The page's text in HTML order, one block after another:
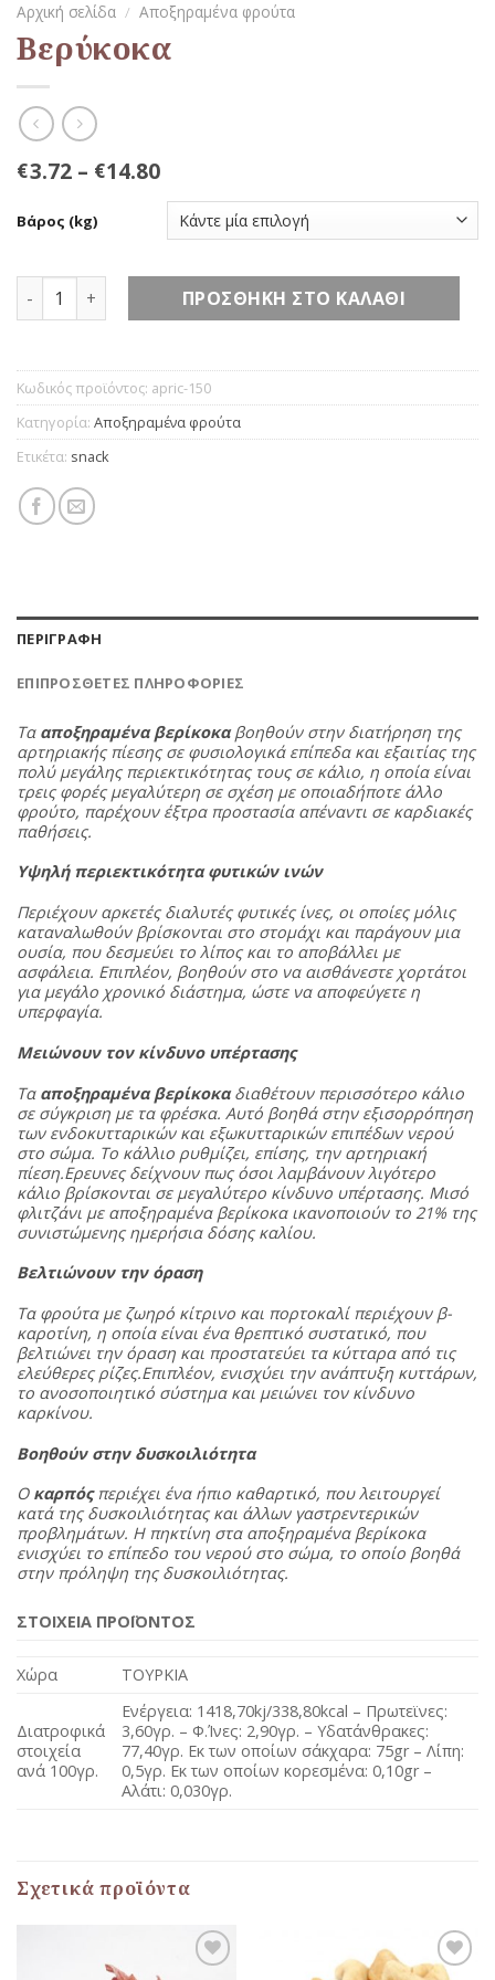
Αρχική σελίδα / Αποξηραμένα φρούτα
Βερύκοκα
€3.72– €14.80
Βάρος (kg)
Βερύκοκα ποσότηταΠΡΟΣΘΉΚΗ ΣΤΟ ΚΑΛΆΘΙ
Κωδικός προϊόντος: apric-150
Κατηγορία: Αποξηραμένα φρούτα
Ετικέτα: snack
ΠΕΡΙΓΡΑΦΉ
ΕΠΙΠΡΌΣΘΕΤΕΣ ΠΛΗΡΟΦΟΡΊΕΣ
Τα αποξηραμένα βερίκοκαβοηθούν στην διατήρηση της
αρτηριακής πίεσης σε φυσιολογικά επίπεδα και εξαιτίας της
πολύ μεγάλης περιεκτικότητας τους σε κάλιο, η οποία είναι
τρεις φορές μεγαλύτερη σε σχέση με οποιαδήποτε άλλο
φρούτο, παρέχουν έξτρα προστασία απέναντι σε καρδιακές
παθήσεις.
Υψηλή περιεκτικότητα φυτικών ινών
Περιέχουν αρκετές διαλυτές φυτικές ίνες, οι οποίες μόλις
καταναλωθούν βρίσκονται στο στομάχι και παράγουν μια
ουσία, που δεσμεύει το λίπος και το αποβάλλει με
ασφάλεια. Επιπλέον, βοηθούν στο να αισθάνεστε χορτάτοι
για μεγάλο χρονικό διάστημα, ώστε να αποφεύγετε η
υπερφαγία.
Μειώνουν τον κίνδυνο υπέρτασης
Τααποξηραμένα βερίκοκαδιαθέτουν περισσότερο κάλιο
σε σύγκριση με τα φρέσκα. Αυτό βοηθά στην εξισορρόπηση
των ενδοκυτταρικών και εξωκυτταρικών επιπέδων νερού
στο σώμα. Το κάλλιο ρυθμίζει, επίσης, την αρτηριακή
πίεση.Ερευνες δείχνουν πως όσοι λαμβάνουν λιγότερο
κάλιο βρίσκονται σε μεγαλύτερο κίνδυνο υπέρτασης. Μισό
φλιτζάνι με αποξηραμένα βερίκοκα ικανοποιούν το 21% της
συνιστώμενης ημερήσια δόσης καλίου.
Βελτιώνουν την όραση
Τα φρούτα με ζωηρό κίτρινο και πορτοκαλί περιέχουν β-
καροτίνη, η οποία είναι ένα θρεπτικό συστατικό, που
βελτιώνει την όραση και προστατεύει τα κύτταρα από τις
ελεύθερες ρίζες.Επιπλέον, ενισχύει την ανάπτυξη κυττάρων,
το ανοσοποιητικό σύστημα και μειώνει τον κίνδυνο
καρκίνου.
Βοηθούν στην δυσκοιλιότητα
Οκαρπόςπεριέχει ένα ήπιο καθαρτικό, που λειτουργεί
κατά της δυσκοιλιότητας και άλλων γαστρεντερικών
προβλημάτων. Η πηκτίνη στα αποξηραμένα βερίκοκα
ενισχύει το επίπεδο του νερού στο σώμα, το οποίο βοηθά
στην πρόληψη της δυσκοιλιότητας.
ΣΤΟΙΧΕΙΑ ΠΡΟΪΟΝΤΟΣ
Χώρα ΤΟΥΡΚΙΑ
Διατροφικά
στοιχεία
ανά 100γρ.
Ενέργεια: 1418,70kj/338,80kcal – Πρωτεϊνες:
3,60γρ. – Φ.Ίνες: 2,90γρ. – Υδατάνθρακες:
77,40γρ. Εκ των οποίων σάκχαρα: 75gr – Λίπη:
0,5γρ. Εκ των οποίων κορεσμένα: 0,10gr –
Αλάτι: 0,030γρ.
Σχετικά προϊόντα